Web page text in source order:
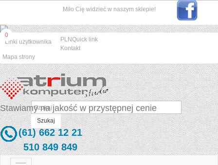
Miło Cię widzieć w naszym sklepie!
Linki użytkownika PLN
Szukaj
Quick link
Kontakt
Mapa strony
0
Stawiamy na jakość w przystępnej cenie
(61) 662 12 21
510 849 849